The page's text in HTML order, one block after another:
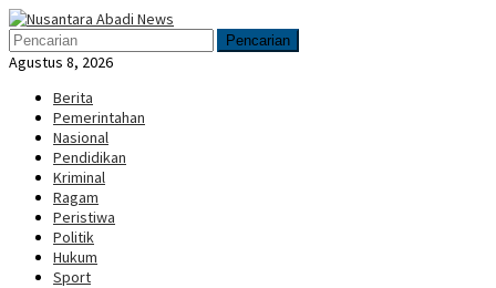
Loncat
ke
konten
Menu
Mobile
Pencarian
Agustus 8, 2026
Berita
Pemerintahan
Nasional
Pendidikan
Kriminal
Ragam
Peristiwa
Politik
Hukum
Sport